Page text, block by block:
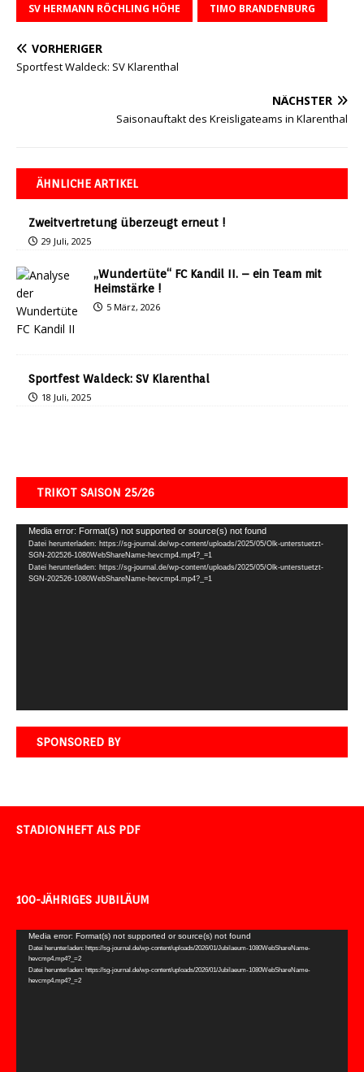
SV HERMANN RÖCHLING HÖHE TIMO BRANDENBURG
VORHERIGER
Sportfest Waldeck: SV Klarenthal
NÄCHSTER
Saisonauftakt des Kreisligateams in Klarenthal
ÄHNLICHE ARTIKEL
Zweitvertretung überzeugt erneut !
29 Juli, 2025
„Wundertüte“ FC Kandil II. – ein Team mit
Heimstärke !
5 März, 2026
Sportfest Waldeck: SV Klarenthal
18 Juli, 2025
TRIKOT SAISON 25/26
Video-
Player
Media error: Format(s) not supported or source(s) not found
Datei herunterladen: https://sg-journal.de/wp-content/uploads/2025/05/Olk-unterstuetzt-
SGN-202526-1080WebShareName-hevcmp4.mp4?_=1
Datei herunterladen: https://sg-journal.de/wp-content/uploads/2025/05/Olk-unterstuetzt-
SGN-202526-1080WebShareName-hevcmp4.mp4?_=1
SPONSORED BY
STADIONHEFT ALS PDF
100-JÄHRIGES JUBILÄUM
Video-
Player
Media error: Format(s) not supported or source(s) not found
Datei herunterladen: https://sg-journal.de/wp-content/uploads/2026/01/Jubilaeum-1080WebShareName-
hevcmp4.mp4?_=2
Datei herunterladen: https://sg-journal.de/wp-content/uploads/2026/01/Jubilaeum-1080WebShareName-
hevcmp4.mp4?_=2